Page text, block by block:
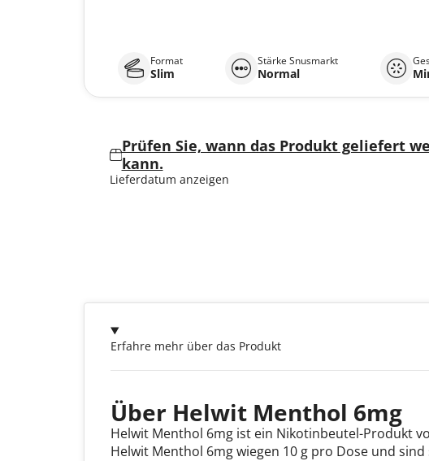
Format
Slim
Stärke Snusmarkt
Normal
Prüfen Sie, wann das Produkt geliefert
kann.
Lieferdatum anzeigen
Erfahre mehr über das Produkt
Über Helwit Menthol 6mg
Helwit Menthol 6mg ist ein Nikotinbeutel-Produkt
Helwit Menthol 6mg wiegen 10 g pro Dose und